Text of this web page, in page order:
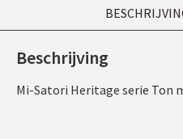
Beschrijving
Mi-Satori Heritage serie Ton